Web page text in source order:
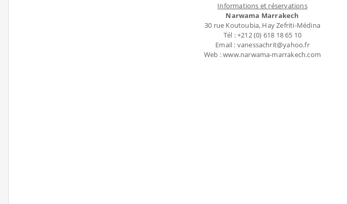
Informations et réservations
Narwama Marrakech
30 rue Koutoubia, Hay Zefriti-Médina
Tél : +212 (0) 618 18 65 10
Email : vanessachrit@yahoo.fr
Web : www.narwama-marrakech.com